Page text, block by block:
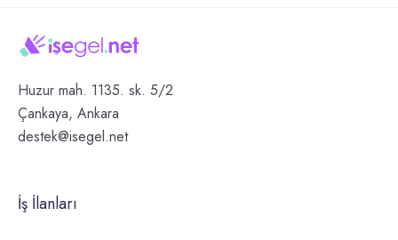
Huzur mah. 1135. sk. 5/2
Çankaya, Ankara
destek@isegel.net
İş İlanları